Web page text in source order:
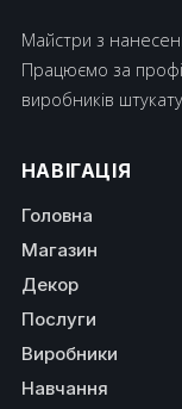
Майстри з
Працюємо за
виробників
НАВІГАЦІЯ
Головна
Магазин
Декор
Послуги
Виробники
Навчання